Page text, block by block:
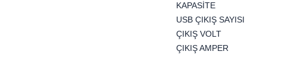
KAPASİTE
USB ÇIKIŞ SAYISI
ÇIKIŞ VOLT
ÇIKIŞ AMPER